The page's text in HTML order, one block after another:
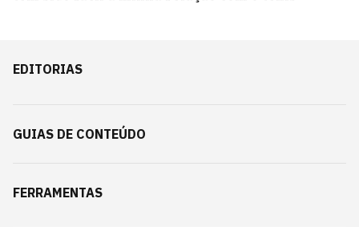
EDITORIAS
GUIAS DE CONTEÚDO
FERRAMENTAS